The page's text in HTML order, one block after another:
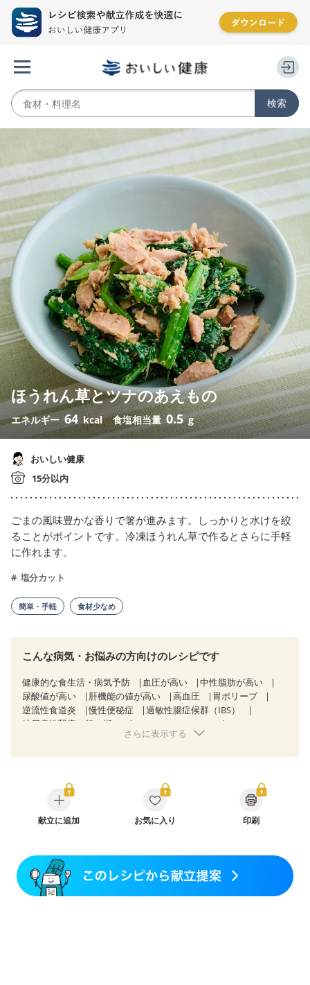
ほうれん草とツナのあえもの
エネルギー 64 kcal 食塩相当量0.5 g
おいしい健康
15分以内
ごまの風味豊かな香りで箸が進みます。しっかりと水けを絞
ることがポイントです。冷凍ほうれん草で作るとさらに手軽
に作れます。
塩分カット
簡単・手軽 食材少なめ
こんな病気・お悩みの方向けのレシピです
健康的な食生活・病気予防 血圧が高い
中性脂肪が高い
尿酸値が高い
肝機能の値が高い 高血圧
胃ポリープ
逆流性食道炎
慢性便秘症
過敏性腸症候群（IBS）
糖尿病性腎症（第３期）
CKD（ステージ１）
乳がん（抗がん剤治療中）
乳がん（ホルモン療法中）
妊婦健診・血圧が気になる（初期）
妊婦健診・血糖値が気になる（初期）
妊娠高血圧(中期)
妊娠糖尿病(初期)
産後（母乳）
産後（混合栄養）
ニキビ・肌荒れ
さらに表示する
献立に追加 お気に入り 印刷